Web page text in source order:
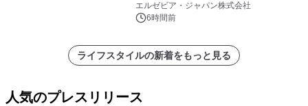
エルゼビア・ジャパン株式会社
6時間前
ライフスタイルの新着をもっと見る
人気のプレスリリース